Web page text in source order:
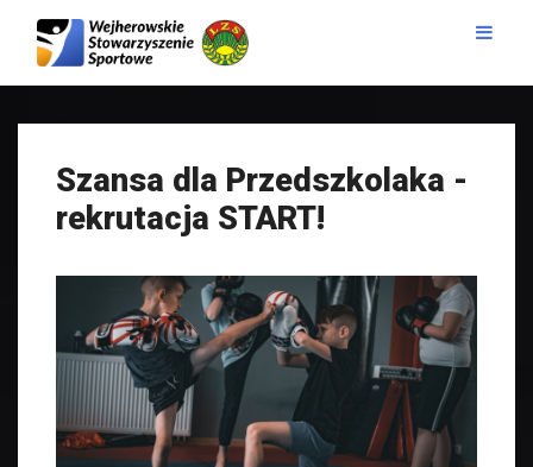
Szansa dla Przedszkolaka -
rekrutacja START!